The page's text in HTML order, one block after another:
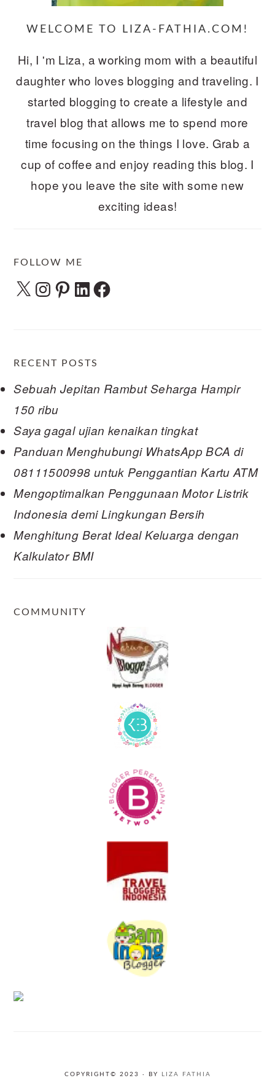
WELCOME TO LIZA-FATHIA.COM!
Hi, I 'm Liza, a working mom with a beautiful
daughter who loves blogging and traveling. I
started blogging to create a lifestyle and
travel blog that allows me to spend more
time focusing on the things I love. Grab a
cup of coffee and enjoy reading this blog. I
hope you leave the site with some new
exciting ideas!
FOLLOW ME
X Instagram
Pinterest
LinkedInFacebook
RECENT POSTS
Sebuah Jepitan Rambut Seharga Hampir
150 ribu
Saya gagal ujian kenaikan tingkat
Panduan Menghubungi WhatsApp BCA di
08111500998 untuk Penggantian Kartu ATM
Mengoptimalkan Penggunaan Motor Listrik
Indonesia demi Lingkungan Bersih
Menghitung Berat Ideal Keluarga dengan
Kalkulator BMI
COMMUNITY
COPYRIGHT© 2023 · BY LIZA FATHIA